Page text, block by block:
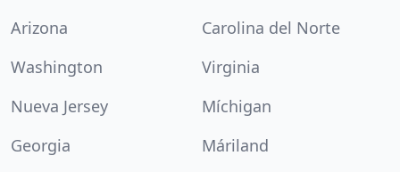
Arizona
Carolina del Norte
Washington
Virginia
Nueva Jersey
Míchigan
Georgia
Máriland